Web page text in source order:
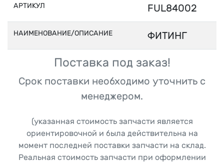
АРТИКУЛ FUL84002
НАИМЕНОВАНИЕ/ОПИСАНИЕ ФИТИНГ
Поставка под заказ!
Срок поставки необходимо уточнить с
менеджером.
(указанная стоимость запчасти является
ориентировочной и была действительна на
момент последней поставки запчасти на склад.
Реальная стоимость запчасти при оформлении